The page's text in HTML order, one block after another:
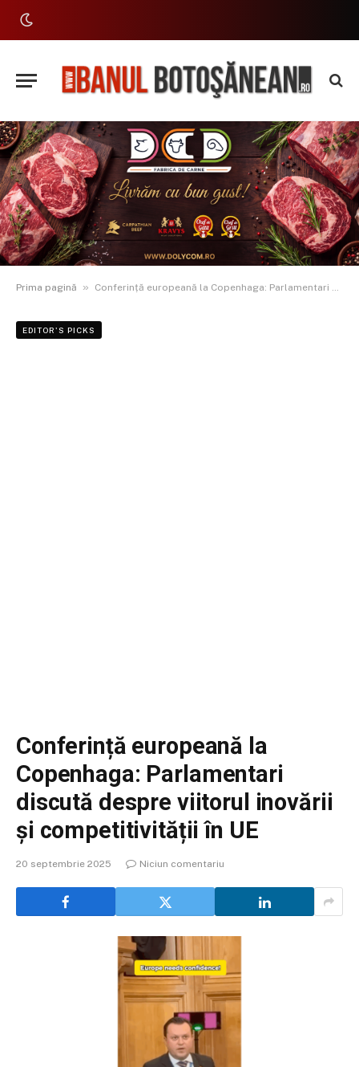
Prima pagină » Conferință europeană la Copenhaga: Parlamentari discută despre viitorul inovării și competitivității în UE
EDITOR'S PICKS
Conferință europeană la
Copenhaga: Parlamentari
discută despre viitorul inovării
și competitivității în UE
20 septembrie 2025 Niciun comentariu